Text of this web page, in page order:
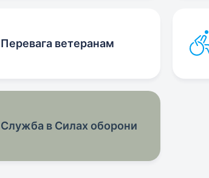
Перевага ветеранам
Служба в Силах оборони